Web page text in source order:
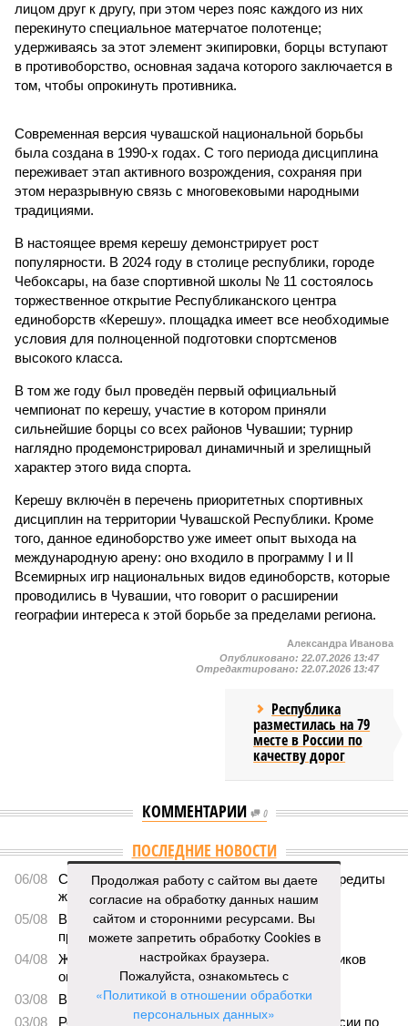
лицом друг к другу, при этом через пояс каждого из них
перекинуто специальное матерчатое полотенце;
удерживаясь за этот элемент экипировки, борцы вступают
в противоборство, основная задача которого заключается в
том, чтобы опрокинуть противника.
Современная версия чувашской национальной борьбы
была создана в 1990-х годах. С того периода дисциплина
переживает этап активного возрождения, сохраняя при
этом неразрывную связь с многовековыми народными
традициями.
В настоящее время керешу демонстрирует рост
популярности. В 2024 году в столице республики, городе
Чебоксары, на базе спортивной школы № 11 состоялось
торжественное открытие Республиканского центра
единоборств «Керешу». площадка имеет все необходимые
условия для полноценной подготовки спортсменов
высокого класса.
В том же году был проведён первый официальный
чемпионат по керешу, участие в котором приняли
сильнейшие борцы со всех районов Чувашии; турнир
наглядно продемонстрировал динамичный и зрелищный
характер этого вида спорта.
Керешу включён в перечень приоритетных спортивных
дисциплин на территории Чувашской Республики. Кроме
того, данное единоборство уже имеет опыт выхода на
международную арену: оно входило в программу I и II
Всемирных игр национальных видов единоборств, которые
проводились в Чувашии, что говорит о расширении
географии интереса к этой борьбе за пределами региона.
Александра Иванова
Опубликовано: 22.07.2026 13:47
Отредактировано: 22.07.2026 13:47
Республика
разместилась на 79
месте в России по
качеству дорог
КОММЕНТАРИИ 0
ПОСЛЕДНИЕ НОВОСТИ
06/08
Суд аннулировал ошибочно оформленные кредиты
жителя Чебоксар
05/08
В Чебоксарах снесут 46 строений рядом с
проблемной «Кувшинкой»
04/08
Житель Екатеринбурга по указанию мошенников
ограбил квартиру в Чебоксарах
03/08
В регионе сформируют запас топлива
03/08
Республика разместилась на 79 месте в России по
Продолжая работу с сайтом вы даете
согласие на обработку данных нашим
сайтом и сторонними ресурсами. Вы
можете запретить обработку Cookies в
настройках браузера.
Пожалуйста, ознакомьтесь с
«Политикой в отношении обработки
персональных данных»